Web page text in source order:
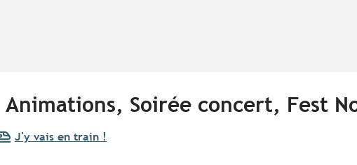
Soirée concert, Fest
J'y vais en train !